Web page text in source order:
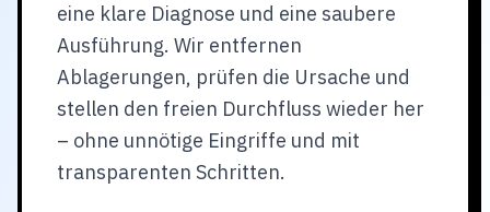
eine klare Diagnose und eine saubere
Ausführung. Wir entfernen
Ablagerungen, prüfen die Ursache und
stellen den freien Durchfluss wieder her
– ohne unnötige Eingriffe und mit
transparenten Schritten.